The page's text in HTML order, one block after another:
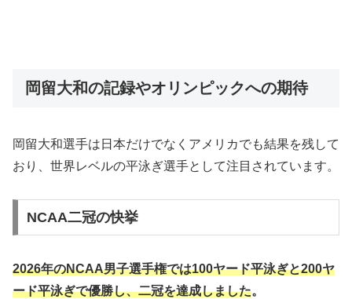
岡留大和の記録やオリンピックへの期待
岡留大和選手は日本だけでなくアメリカでも結果を残して
おり、世界レベルの平泳ぎ選手として注目されています。
NCAA二冠の快挙
2026年のNCAA男子選手権では100ヤード平泳ぎと200ヤ
ード平泳ぎで優勝し、二冠を達成しました。